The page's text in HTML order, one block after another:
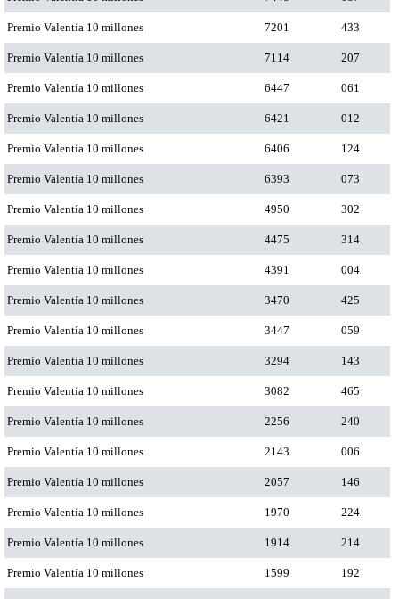
Premio Valentía 10 millones 7201 433
Premio Valentía 10 millones 7114 207
Premio Valentía 10 millones 6447 061
Premio Valentía 10 millones 6421 012
Premio Valentía 10 millones 6406 124
Premio Valentía 10 millones 6393 073
Premio Valentía 10 millones 4950 302
Premio Valentía 10 millones 4475 314
Premio Valentía 10 millones 4391 004
Premio Valentía 10 millones 3470 425
Premio Valentía 10 millones 3447 059
Premio Valentía 10 millones 3294 143
Premio Valentía 10 millones 3082 465
Premio Valentía 10 millones 2256 240
Premio Valentía 10 millones 2143 006
Premio Valentía 10 millones 2057 146
Premio Valentía 10 millones 1970 224
Premio Valentía 10 millones 1914 214
Premio Valentía 10 millones 1599 192